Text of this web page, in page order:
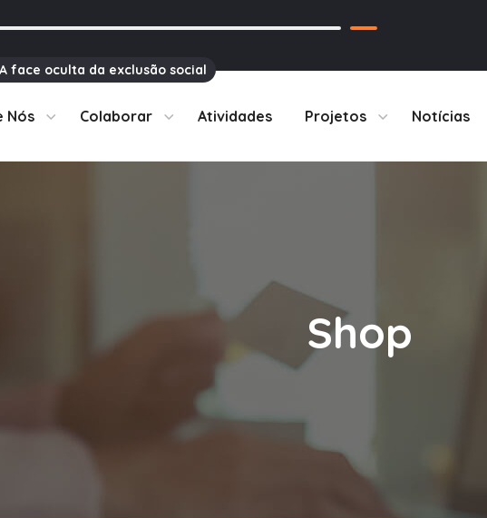
face oculta da exclusão social
Nós Colaborar Atividades Projetos Notícias
Shop